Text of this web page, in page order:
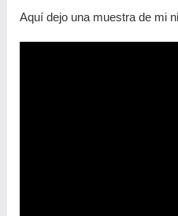
Aquí dejo una muestra de mi